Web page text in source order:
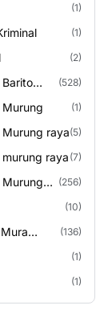
(1)
(1)
(2)
(528)
(1)
raya(5)
raya(7)
(256)
(10)
(136)
(1)
(1)